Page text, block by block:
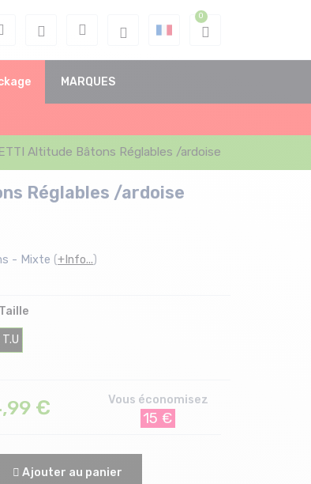
MARQUES
Altitude Bâtons Réglables /ardoise
Réglables /ardoise
- Mixte (+Info...)
Taille
T.U
€ Vous économisez
15 €
Ajouter au panier